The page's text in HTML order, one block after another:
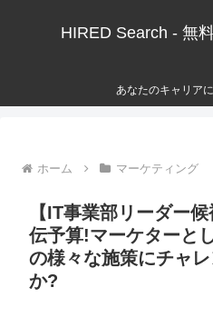
HIRED Search - 無
あなたのキャリア
ホーム マーケティング
【IT事業部リーダー
伝予算!マーケターと
の様々な施策にチャ
か?